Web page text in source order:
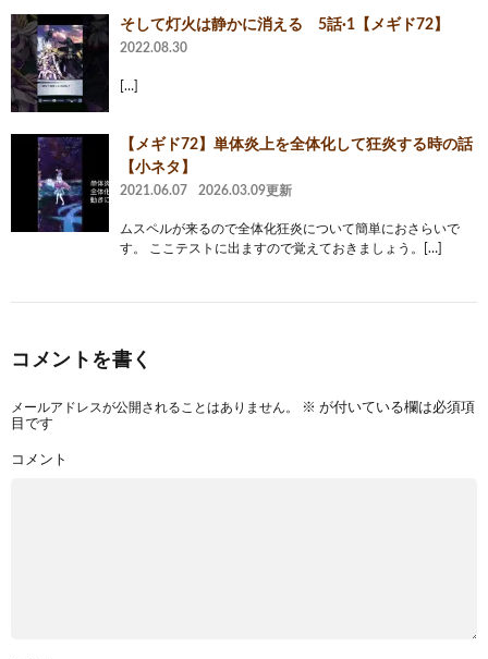
そして灯火は静かに消える 5話·1【メギド72】
2022.08.30
[…]
【メギド72】単体炎上を全体化して狂炎する時の話
【小ネタ】
2021.06.07 2026.03.09更新
ムスペルが来るので全体化狂炎について簡単におさらいで
す。 ここテストに出ますので覚えておきましょう。[…]
コメントを書く
メールアドレスが公開されることはありません。 ※ が付いている欄は必須項
目です
コメント